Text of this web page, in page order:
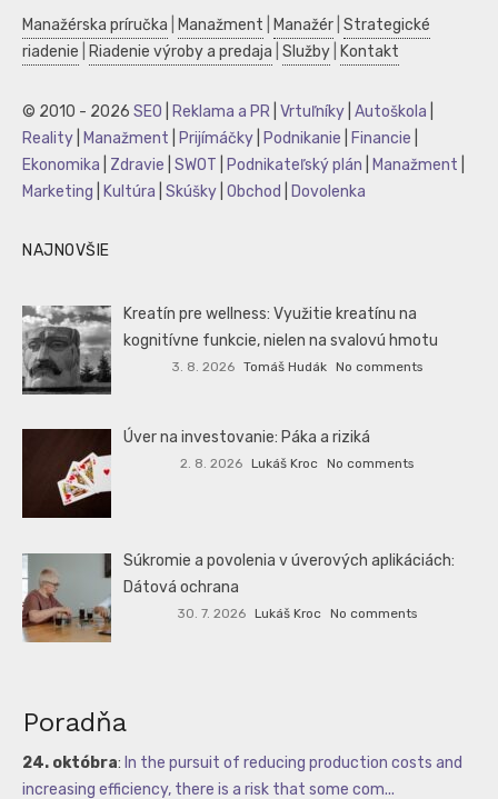
Manažérska príručka Manažment Manažér Strategické
riadenie
Riadenie výroby a predaja Služby Kontakt
© 2010 - 2026 SEO Reklama a PR Vrtuľníky Autoškola
Reality
Manažment Prijímáčky Podnikanie Financie
Ekonomika
Zdravie SWOT Podnikateľský plán Manažment
Marketing
Kultúra Skúšky Obchod Dovolenka
NAJNOVŠIE
Kreatín pre wellness: Využitie kreatínu na
kognitívne funkcie, nielen na svalovú hmotu
3. 8. 2026 Tomáš Hudák No comments
Úver na investovanie: Páka a riziká
2. 8. 2026 Lukáš Kroc No comments
Súkromie a povolenia v úverových aplikáciách:
Dátová ochrana
30. 7. 2026 Lukáš Kroc No comments
Poradňa
24. októbra: In the pursuit of reducing production costs and
increasing efficiency, there is a risk that some com...